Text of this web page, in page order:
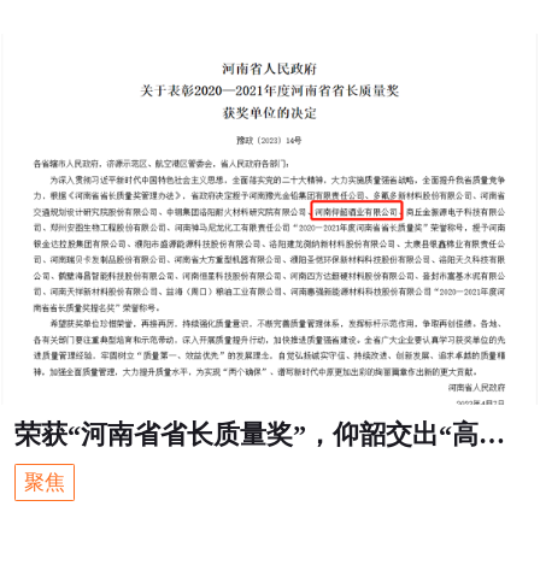
荣获“河南省省长质量奖”，仰韶交出“高质量”答卷
聚焦